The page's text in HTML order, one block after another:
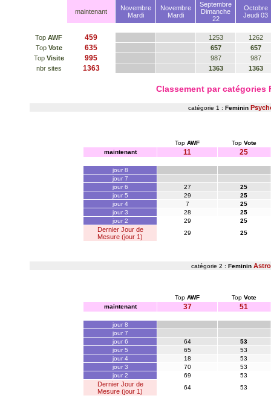
maintenant
Novembre
Mardi
Novembre
Mardi
Septembre
Dimanche
22
Octobre
Jeudi 03
Top AWF 459 1253
1262
Top Vote 635 657
657
Top Visite 995 987
987
nbr sites
1363 1363 1363
Classement par
catégorie 1 : Feminin
Top AWF Top Vote
maintenant
11 25
jour 8
jour 7
jour 6
27
25
jour 5
29
25
jour 4
7
25
jour 3
28
25
jour 2
29 25
Dernier Jour de
Mesure (jour 1)
29 25
catégorie 2 : Feminin Astro
Top AWF Top Vote
maintenant
37 51
jour 8
jour 7
jour 6
64
53
jour 5
65
53
jour 4
18
53
jour 3
70
53
jour 2
69 53
Dernier Jour de
Mesure (jour 1)
64 53